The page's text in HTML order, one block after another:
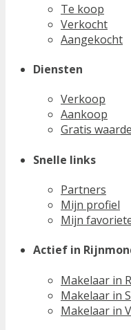
Te koop
Verkocht
Aangekocht
Diensten
Verkoop
Aankoop
Gratis
Snelle links
Partners
Mijn profiel
Mijn
Actief in
Makelaar in
Makelaar in
Makelaar in